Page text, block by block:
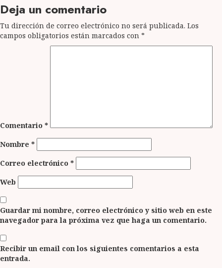
Deja un comentario
Tu dirección de correo electrónico no será publicada. Los
campos obligatorios están marcados con *
Comentario *
Nombre *
Correo electrónico *
Web
Guardar mi nombre, correo electrónico y sitio web en este
navegador para la próxima vez que haga un comentario.
Recibir un email con los siguientes comentarios a esta
entrada.